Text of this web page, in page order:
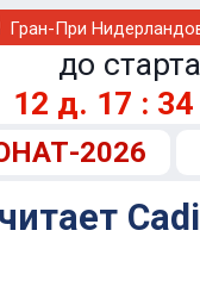
Гран-При
до
12 д. 17 : 34
2026